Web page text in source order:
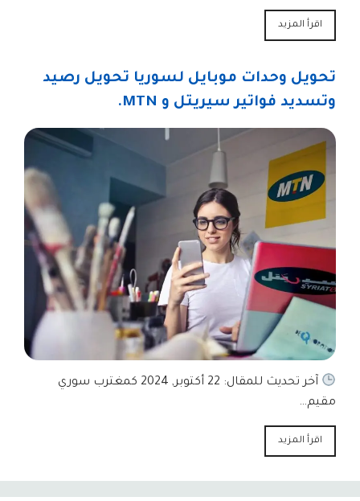
اقرأ المزيد
تحويل وحدات موبايل لسوريا تحويل رصيد
وتسديد فواتير سيريتل و MTN.
آخر تحديث للمقال: 22 أكتوبر, 2024 كمغترب سوري
مقيم…
اقرأ المزيد